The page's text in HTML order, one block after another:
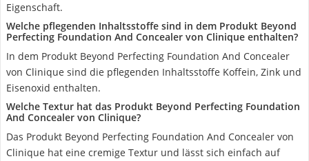
Eigenschaft.
Welche pflegenden Inhaltsstoffe sind in dem Produkt Beyond
Perfecting Foundation And Concealer von Clinique enthalten?
In dem Produkt Beyond Perfecting Foundation And Concealer
von Clinique sind die pflegenden Inhaltsstoffe Koffein, Zink und
Eisenoxid enthalten.
Welche Textur hat das Produkt Beyond Perfecting Foundation
And Concealer von Clinique?
Das Produkt Beyond Perfecting Foundation And Concealer von
Clinique hat eine cremige Textur und lässt sich einfach auf